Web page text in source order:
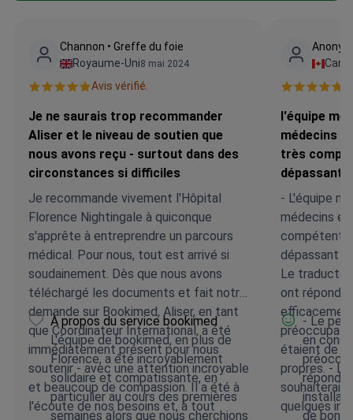
Channon • Greffe du foie
Royaume-Uni8 mai 2024
Avis vérifié.
Je ne saurais trop recommander
Aliser et le niveau de soutien que
nous avons reçu - surtout dans des
circonstances si difficiles
Je recommande vivement l'Hôpital
Florence Nightingale à quiconque
s'apprête à entreprendre un parcours
médical. Pour nous, tout est arrivé si
soudainement. Dès que nous avons
téléchargé les documents et fait notre
demande sur Bookimed, Aliser, en tant
que Coordinateur International, a été
immédiatement présent pour nous
soutenir - avec une attention incroyable
et beaucoup de compassion. Il a été à
l'écoute de nos besoins et, à tout
À propos du service bookimed
L'équipe de bookimed, en plus de
Florence, a été incroyablement
solidaire et compatissante, en
particulier au cours des premières
semaines alors que nous cherchions
l'équipe
médecins
très
dépassant
- L'équipe
médecins
compétente
dépassant
Le
ont répondu
étaient de
propres. -
souhaiterais
quelques
- Le
en
répondu
de